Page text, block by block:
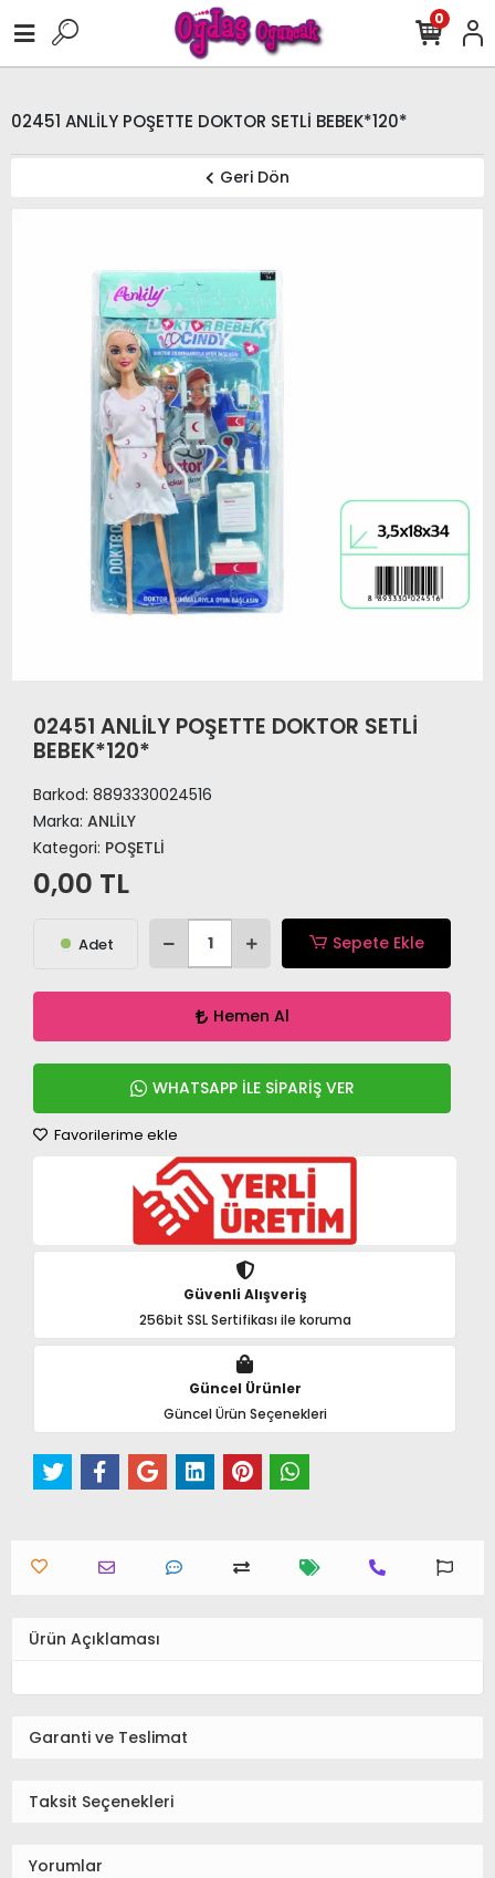
0
02451 ANLİLY POŞETTE DOKTOR SETLİ BEBEK*120*
Geri Dön
02451 ANLİLY POŞETTE DOKTOR SETLİ
BEBEK*120*
Barkod: 8893330024516
Marka: ANLİLY
Kategori: POŞETLİ
0,00 TL
Adet Sepete Ekle
Hemen Al
WHATSAPP İLE SİPARİŞ VER
Favorilerime ekle
Güvenli Alışveriş
256bit SSL Sertifikası ile koruma
Güncel Ürünler
Güncel Ürün Seçenekleri
Ürün Açıklaması
Garanti ve Teslimat
Taksit Seçenekleri
Yorumlar